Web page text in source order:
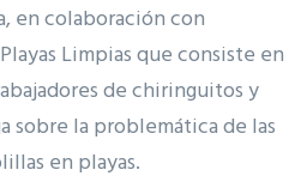
en colaboración con
Limpias que consiste en
de chiringuitos y
sobre la problemática de las
en playas.